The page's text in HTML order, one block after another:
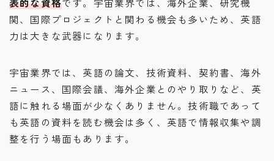
関、国際プロジェクトと関わる機会も多いため、英語
力は大きな武器になります。
宇宙業界では、英語の論文、技術資料、契約書、海外
ニュース、国際会議、海外企業とのやり取りなど、英
語に触れる場面が少なくありません。技術職であって
も英語の資料を読む機会は多く、英語で情報収集や調
整を行う場面もあります。